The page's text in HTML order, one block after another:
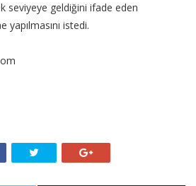
seviyeye geldiğini ifade eden
istedi.